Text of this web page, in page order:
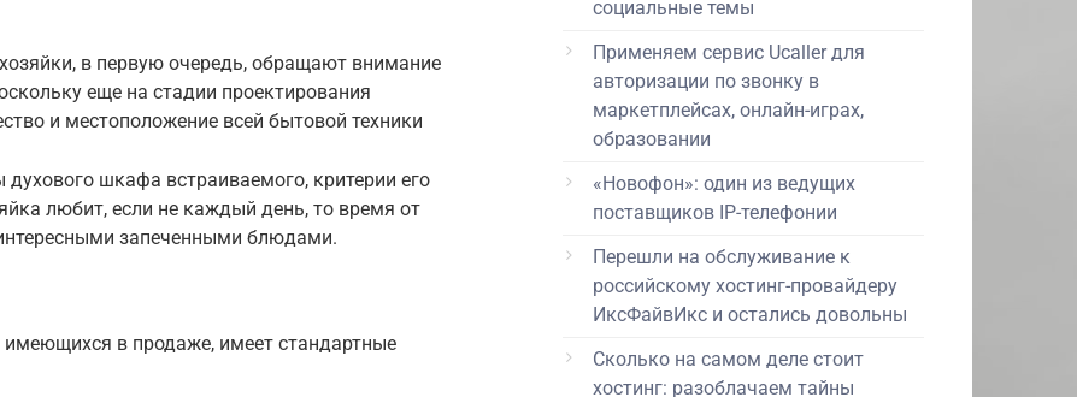
в первую очередь, обращают внимание
еще на стадии проектирования
и местоположение всей бытовой техники
шкафа встраиваемого, критерии его
любит, если не каждый день, то время от
запеченными блюдами.
в продаже, имеет стандартные
социальные темы
Применяем сервис Ucaller для
авторизации по звонку в
маркетплейсах, онлайн-играх,
образовании
«Новофон»: один из ведущих
поставщиков IP-телефонии
Перешли на обслуживание к
российскому хостинг-провайдеру
ИксФайвИкс и остались довольны
Сколько на самом деле стоит
хостинг: разоблачаем тайны